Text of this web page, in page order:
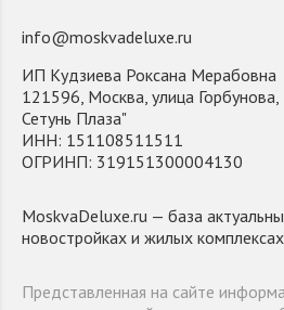
info@moskvadeluxe.ru
ИП Кудзиева Роксана Мерабовна
121596, Москва, улица Горбунова,
Сетунь Плаза"
ИНН: 151108511511
ОГРИНП: 319151300004130
MoskvaDeluxe.ru — база
новостройках и жилых
Представленная на сайте